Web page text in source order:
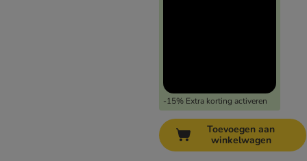
-15% Extra korting activeren
Toevoegen aan
winkelwagen